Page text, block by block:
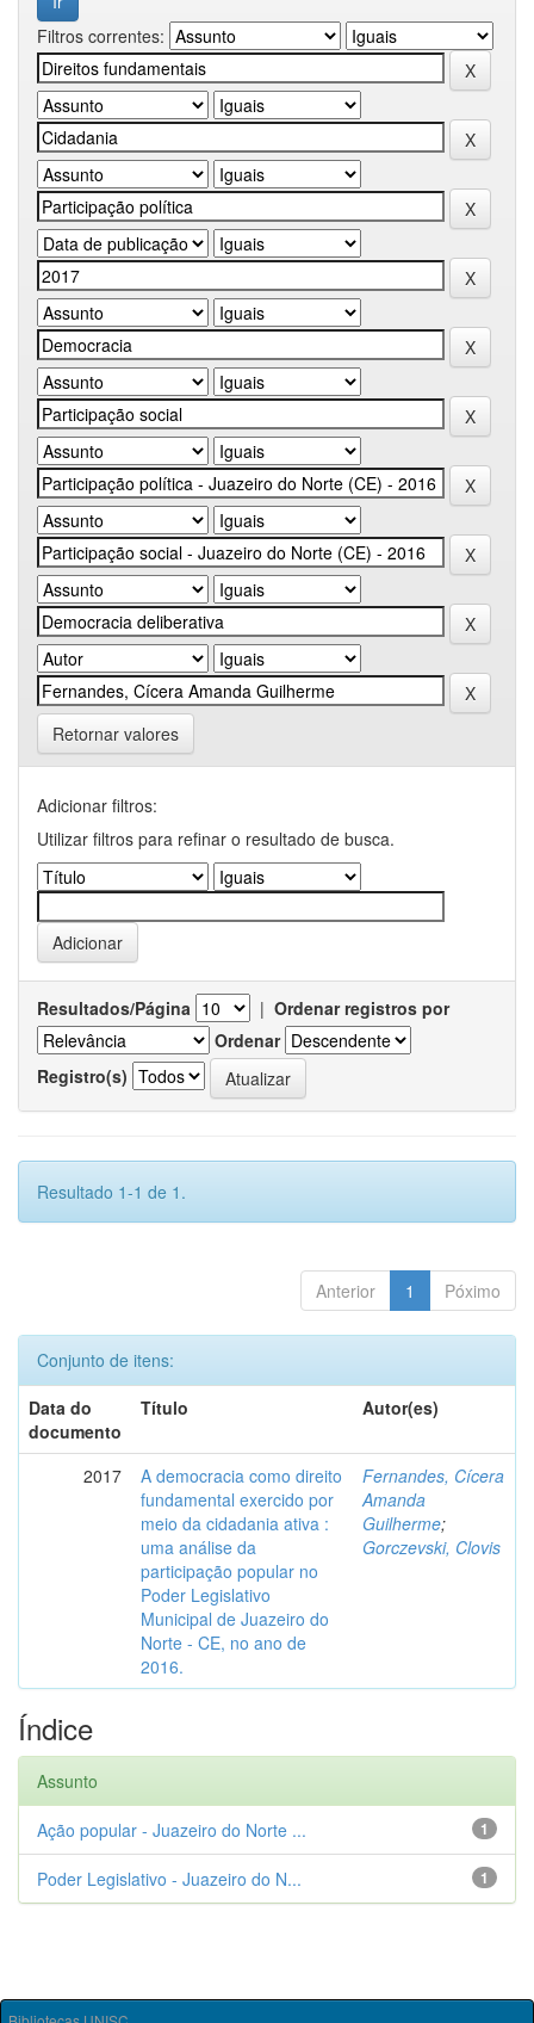
Filtros correntes:
Retornar valores
Adicionar filtros:
Utilizar filtros para refinar o resultado de busca.
Resultados/Página | Ordenar registros por
Ordenar
Registro(s)
Resultado 1-1 de 1.
Anterior 1 Póximo
Conjunto de itens:
Data do
documento
Título Autor(es)
2017
A democracia como direito
fundamental exercido por
meio da cidadania ativa :
uma análise da
participação popular no
Poder Legislativo
Municipal de Juazeiro do
Norte - CE, no ano de
2016.
Fernandes, Cícera
Amanda
Guilherme;
Gorczevski, Clovis
Índice
Assunto
1
Ação popular - Juazeiro do Norte ...
1
Poder Legislativo - Juazeiro do N...